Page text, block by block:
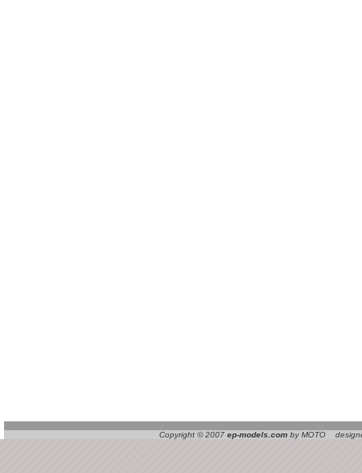
Copyright © 2007 ep-models.com by MOTO